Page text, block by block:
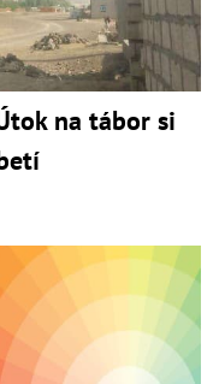
na tábor si